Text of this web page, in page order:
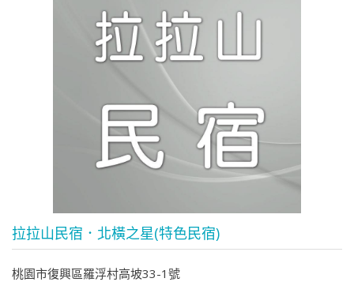
拉拉山民宿．北橫之星(特色民宿)
桃園市復興區羅浮村高坡33-1號